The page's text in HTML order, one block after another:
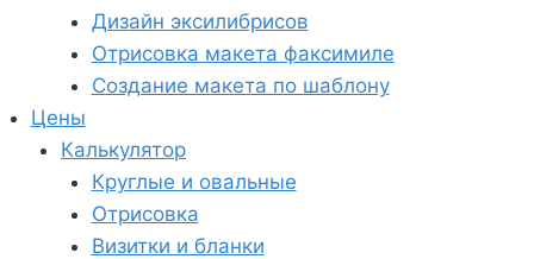
Дизайн эксилибрисов
Отрисовка макета факсимиле
Создание макета по шаблону
Цены
Калькулятор
Круглые и овальные
Отрисовка
Визитки и бланки